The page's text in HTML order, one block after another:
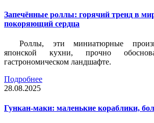
Запечённые роллы: горячий тренд в
покоряющий сердца
Роллы, эти миниатюрные
японской кухни, прочно
гастрономическом ландшафте.
Подробнее
28.08.2025
Гункан-маки: маленькие кораблики,